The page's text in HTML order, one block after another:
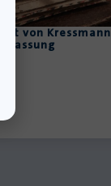
von Kressmann